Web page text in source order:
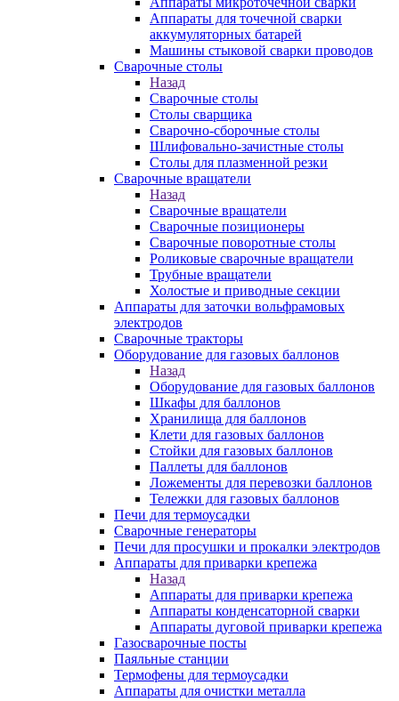
Аппараты для точечной сварки
аккумуляторных батарей
Машины стыковой сварки проводов
Сварочные столы
Назад
Сварочные столы
Столы сварщика
Сварочно-сборочные столы
Шлифовально-зачистные столы
Столы для плазменной резки
Сварочные вращатели
Назад
Сварочные вращатели
Сварочные позиционеры
Сварочные поворотные столы
Роликовые сварочные вращатели
Трубные вращатели
Холостые и приводные секции
Аппараты для заточки вольфрамовых
электродов
Сварочные тракторы
Оборудование для газовых баллонов
Назад
Оборудование для газовых баллонов
Шкафы для баллонов
Хранилища для баллонов
Клети для газовых баллонов
Стойки для газовых баллонов
Паллеты для баллонов
Ложементы для перевозки баллонов
Тележки для газовых баллонов
Печи для термоусадки
Сварочные генераторы
Печи для просушки и прокалки электродов
Аппараты для приварки крепежа
Назад
Аппараты для приварки крепежа
Аппараты конденсаторной сварки
Аппараты дуговой приварки крепежа
Газосварочные посты
Паяльные станции
Термофены для термоусадки
Аппараты для очистки металла